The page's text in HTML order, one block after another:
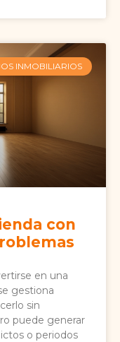
INMOBILIARIOS
con
en una
gestiona
sin
puede generar
o periodos